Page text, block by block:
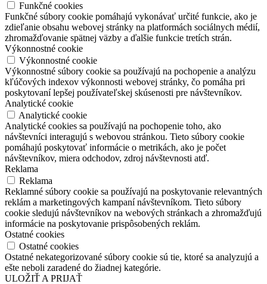
Funkčné cookies
Funkčné súbory cookie pomáhajú vykonávať určité funkcie, ako je
zdieľanie obsahu webovej stránky na platformách sociálnych médií,
zhromažďovanie spätnej väzby a ďalšie funkcie tretích strán.
Výkonnostné cookie
Výkonnostné cookie
Výkonnostné súbory cookie sa používajú na pochopenie a analýzu
kľúčových indexov výkonnosti webovej stránky, čo pomáha pri
poskytovaní lepšej používateľskej skúsenosti pre návštevníkov.
Analytické cookie
Analytické cookie
Analytické cookies sa používajú na pochopenie toho, ako
návštevníci interagujú s webovou stránkou. Tieto súbory cookie
pomáhajú poskytovať informácie o metrikách, ako je počet
návštevníkov, miera odchodov, zdroj návštevnosti atď.
Reklama
Reklama
Reklamné súbory cookie sa používajú na poskytovanie relevantných
reklám a marketingových kampaní návštevníkom. Tieto súbory
cookie sledujú návštevníkov na webových stránkach a zhromažďujú
informácie na poskytovanie prispôsobených reklám.
Ostatné cookies
Ostatné cookies
Ostatné nekategorizované súbory cookie sú tie, ktoré sa analyzujú a
ešte neboli zaradené do žiadnej kategórie.
ULOŽIŤ A PRIJAŤ